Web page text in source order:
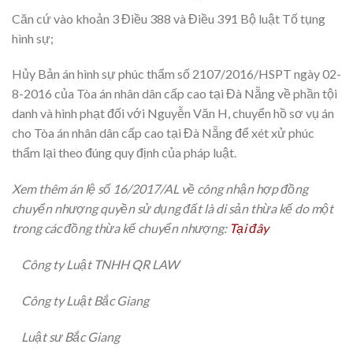
Căn cứ vào khoản 3 Điều 388 và Điều 391 Bộ luật Tố tụng
hình sự;
Hủy Bản án hình sự phúc thẩm số 2107/2016/HSPT ngày 02-
8-2016 của Tòa án nhân dân cấp cao tại Đà Nẵng về phần tội
danh và hình phạt đối với Nguyễn Văn H, chuyển hồ sơ vụ án
cho Tòa án nhân dân cấp cao tại Đà Nẵng để xét xử phúc
thẩm lại theo đúng quy định của pháp luật.
Xem thêm án lệ số 16/2017/AL về công nhận hợp đồng
chuyển nhượng quyền sử dụng đất là di sản thừa kế do một
trong các đồng thừa kế chuyển nhượng: Tại đây
Công ty Luật TNHH QR LAW
Công ty Luật Bắc Giang
Luật sư Bắc Giang